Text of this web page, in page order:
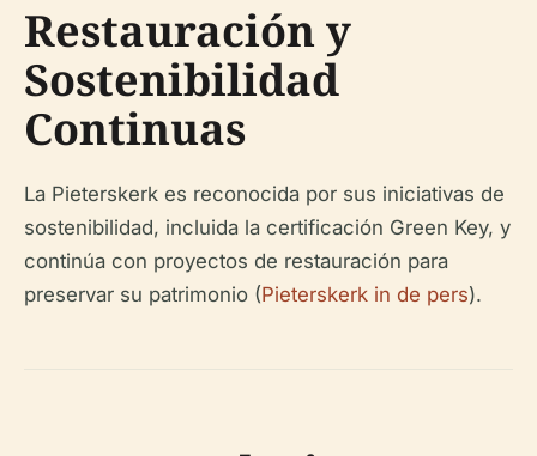
Restauración y
Sostenibilidad
Continuas
La Pieterskerk es reconocida por sus iniciativas de
sostenibilidad, incluida la certificación Green Key, y
continúa con proyectos de restauración para
preservar su patrimonio (Pieterskerk in de pers).